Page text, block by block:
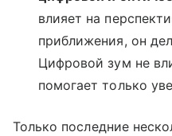
влияет на
приближения, он
Цифровой зум не
помогает только
Только последние